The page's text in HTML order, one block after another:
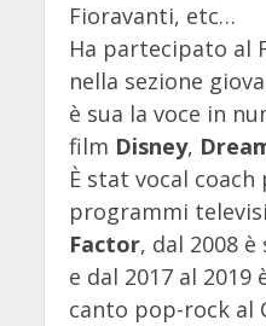
Fioravanti, etc…
Ha partecipato al
nella sezione
è sua la voce in
film Disney,
È stat vocal coach
programmi
Factor, dal 2008 è
e dal 2017 al
canto pop-rock al